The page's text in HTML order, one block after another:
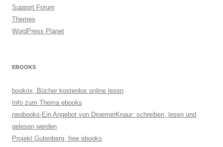
Support Forum
Themes
WordPress Planet
EBOOKS
bookrix, Bücher kostenlos online lesen
Info zum Thema ebooks
neobooks-Ein Angebot von DroemerKnaur: schreiben, lesen und
gelesen werden
Projekt Gutenberg, free ebooks